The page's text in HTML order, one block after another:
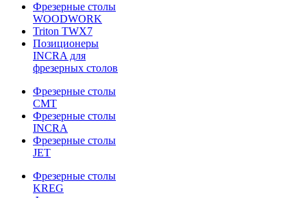
Фрезерные столы
WOODWORK
Triton TWX7
Позиционеры
INCRA для
фрезерных столов
Фрезерные столы
CMT
Фрезерные столы
INCRA
Фрезерные столы
JET
Фрезерные столы
KREG